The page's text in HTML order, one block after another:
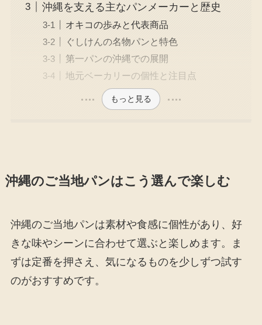
沖縄を支える主なパンメーカーと歴史
オキコの歩みと代表商品
ぐしけんの名物パンと特色
第一パンの沖縄での展開
地元ベーカリーの個性と注目点
もっと見る
沖縄のご当地パンはこう選んで楽しむ
沖縄のご当地パンは素材や食感に個性があり、好
きな味やシーンに合わせて選ぶと楽しめます。ま
ずは定番を押さえ、気になるものを少しずつ試す
のがおすすめです。